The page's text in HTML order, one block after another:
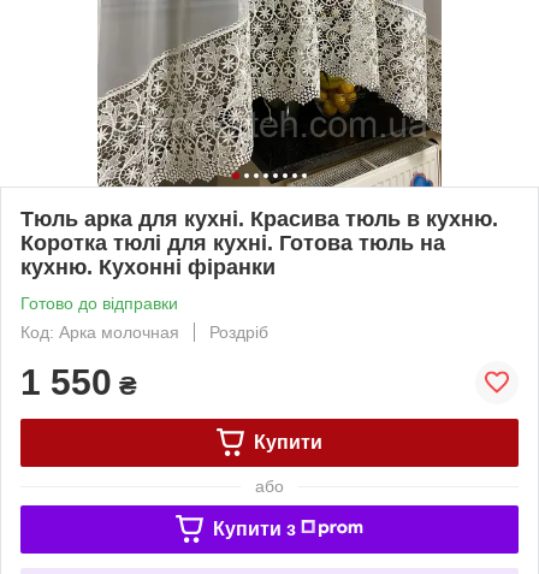
Тюль арка для кухні. Красива тюль в кухню.
Коротка тюлі для кухні. Готова тюль на
кухню. Кухонні фіранки
Готово до відправки
Код: Арка молочная
Роздріб
1 550 ₴
Купити
або
Купити з